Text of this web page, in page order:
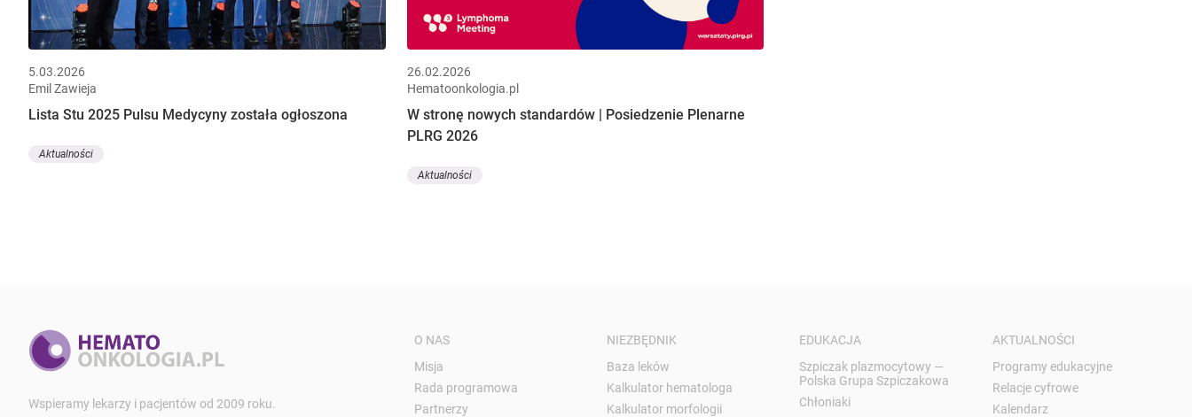
5.03.2026
Emil Zawieja
Lista Stu 2025 Pulsu Medycyny została ogłoszona
Aktualności
26.02.2026
Hematoonkologia.pl
W stronę nowych standardów | Posiedzenie Plenarne
PLRG 2026
Aktualności
Wspieramy lekarzy i pacjentów od 2009 roku.
O NAS
Misja
Rada programowa
Partnerzy
NIEZBĘDNIK
Baza leków
Kalkulator hematologa
Kalkulator morfologii
EDUKACJA
Szpiczak plazmocytowy —
Polska Grupa Szpiczakowa
Chłoniaki
AKTUALNOŚCI
Programy edukacyjne
Relacje cyfrowe
Kalendarz